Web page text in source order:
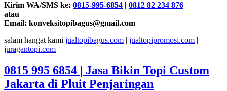
Kirim WA/SMS ke: 0815-995-6854 | 0812 82 234 876
atau
Email: konveksitopibagus@gmail.com
salam hangat kami jualtopibagus.com | jualtopipromosi.com |
juragantopi.com
0815 995 6854 | Jasa Bikin Topi Custom
Jakarta di Pluit Penjaringan